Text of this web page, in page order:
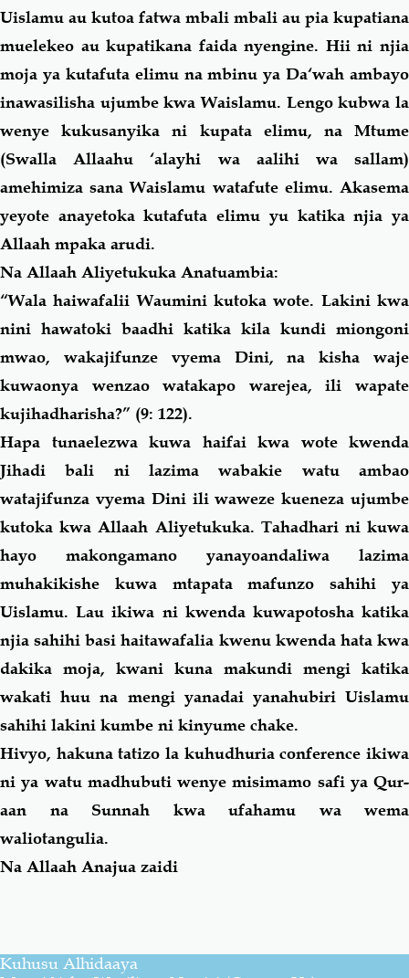
Uislamu au kutoa fatwa mbali mbali au pia kupatiana
muelekeo au kupatikana faida nyengine. Hii ni njia
moja ya kutafuta elimu na mbinu ya Da‘wah ambayo
inawasilisha ujumbe kwa Waislamu. Lengo kubwa la
wenye kukusanyika ni kupata elimu, na Mtume
(Swalla Allaahu ‘alayhi waaalihi wa sallam)
amehimizasana Waislamu watafute elimu. Akasema
yeyote anayetoka kutafuta elimu yu katika njia ya
Allaah mpaka arudi.
Na Allaah Aliyetukuka Anatuambia:
“Wala haiwafalii Waumini kutoka wote. Lakini kwa
nini hawatoki baadhi katika kila kundi miongoni
mwao, wakajifunze vyema Dini, na kisha waje
kuwaonya wenzao watakapo warejea, ili wapate
kujihadharisha?” (9: 122).
Hapa tunaelezwa kuwa haifai kwa wote kwenda
Jihadi bali ni lazima wabakie watu ambao
watajifunza vyema Dini ili waweze kueneza ujumbe
kutoka kwa Allaah Aliyetukuka. Tahadhari ni kuwa
hayo makongamano yanayoandaliwa lazima
muhakikishe kuwa mtapata mafunzo sahihi ya
Uislamu. Lau ikiwa ni kwenda kuwapotosha katika
njia sahihi basi haitawafalia kwenu kwenda hata kwa
dakika moja, kwani kuna makundi mengi katika
wakati huu na mengi yanadai yanahubiri Uislamu
sahihi lakini kumbe ni kinyume chake.
Hivyo, hakuna tatizo la kuhudhuria conference ikiwa
ni ya watu madhubuti wenye misimamo safiya Qur-
aan na Sunnah kwa ufahamu wa wema
waliotangulia.
Na Allaah Anajua zaidi
Kuhusu Alhidaaya